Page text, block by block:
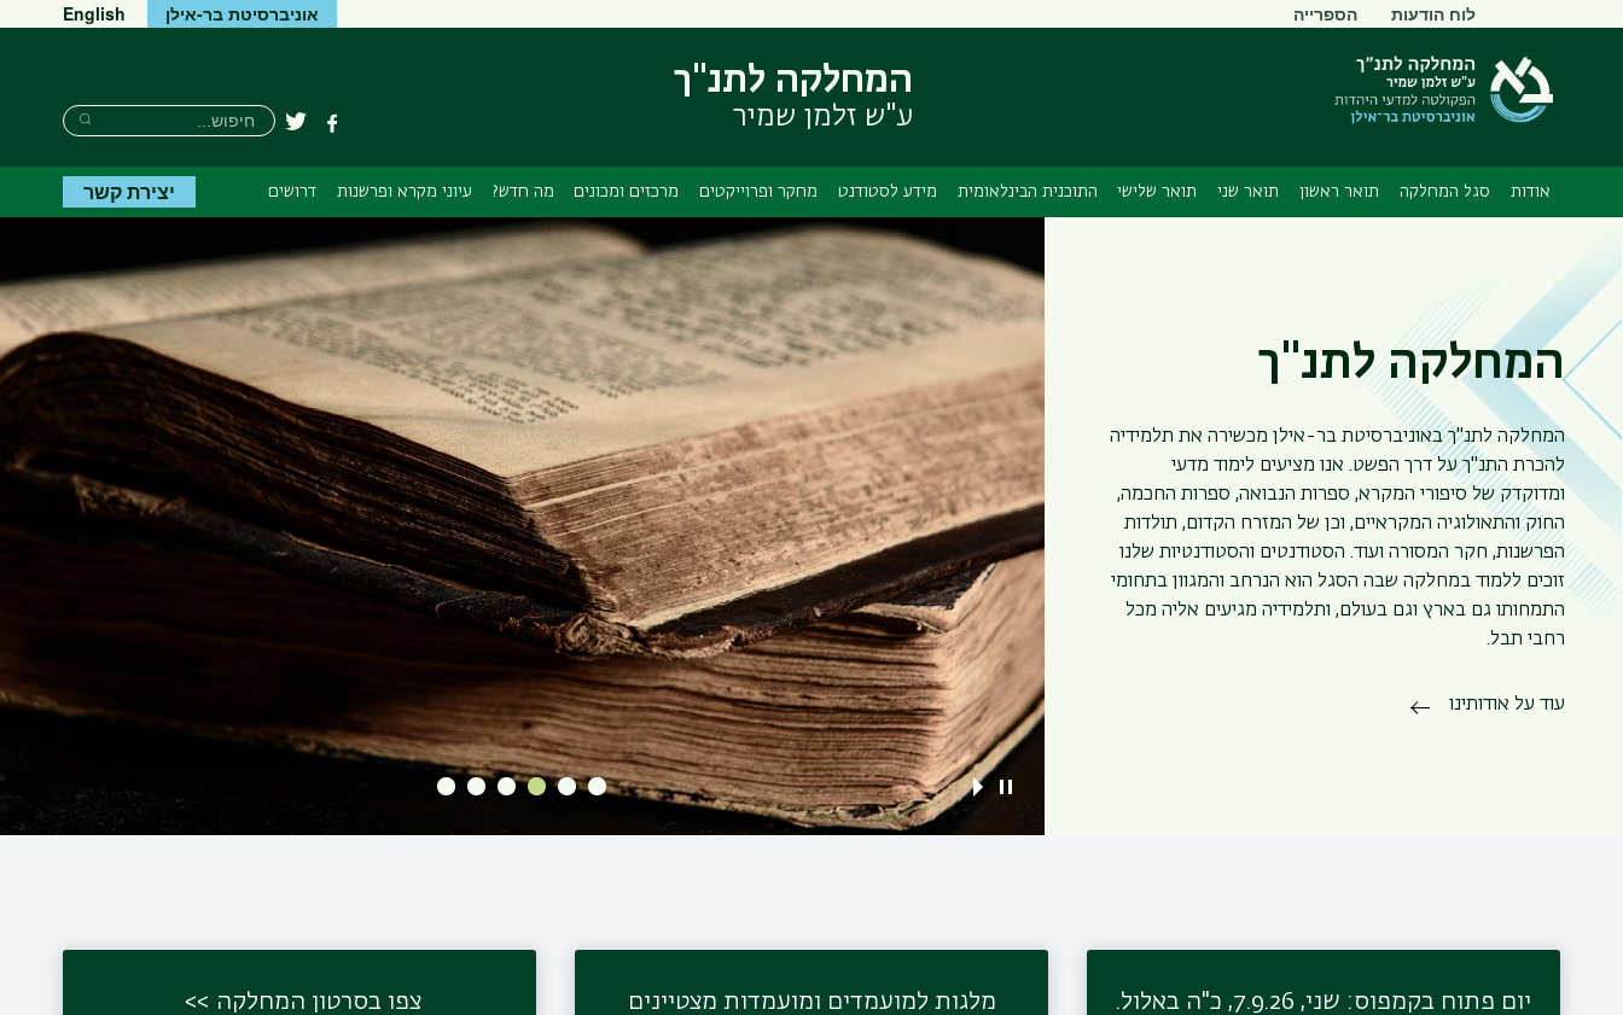
העיקרי
ניווט
ראשי
תפריט
משני
לוח הודעות הספרייה אוניברסיטת בר-אילן English
המחלקה לתנ"ך
ע"ש זלמן שמיר פייסבוקטוויטר
חיפוש
חיפוש
חיפוש
אודות סגל המחלקה תואר ראשון תואר שני תואר שלישי התוכנית הבינלאומית מידע לסטודנט מחקר ופרוייקטים מרכזים ומכונים מה חדש? עיוני מקרא ופרשנות דרושים יצירת קשר
המחלקה לתנ"ך
המחלקה לתנ"ך באוניברסיטת בר-אילן מכשירה את תלמידיה
להכרת התנ"ך על דרך הפשט. אנו מציעים לימוד מדעי
ומדוקדק של סיפורי המקרא, ספרות הנבואה, ספרות החכמה,
החוק והתאולוגיה המקראיים, וכן של המזרח הקדום, תולדות
הפרשנות, חקר המסורה ועוד. הסטודנטים והסטודנטיות שלנו
זוכים ללמוד במחלקה שבה הסגל הוא הנרחב והמגוון בתחומי
התמחותו גם בארץ וגם בעולם, ותלמידיה מגיעים אליה מכל
רחבי תבל.
עוד על אודותינו
יום פתוח בקמפוס: שני, 7.9.26, כ"ה באלול.
מלגות למועמדים ומועמדות מצטיינים
צפו בסרטון המחלקה